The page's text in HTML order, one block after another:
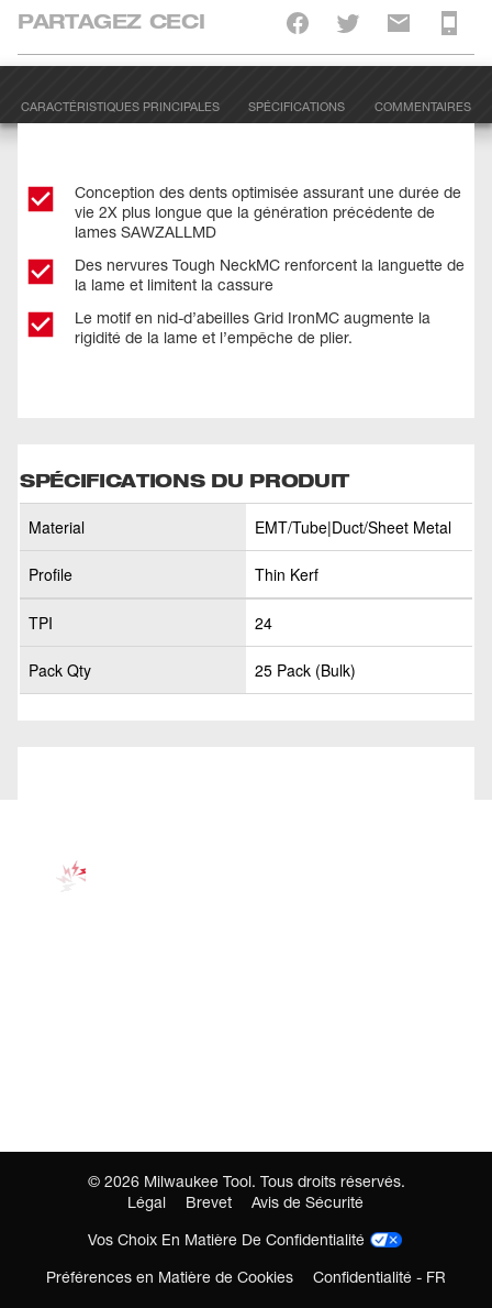
PARTAGEZ CECI
CARACTÉRISTIQUES PRINCIPALES SPÉCIFICATIONS COMMENTAIRES
Conception des dents optimisée assurant une durée de
vie 2X plus longue que la génération précédente de
lames SAWZALLMD
Des nervures Tough NeckMC renforcent la languette de
la lame et limitent la cassure
Le motif en nid-d’abeilles Grid IronMC augmente la
rigidité de la lame et l’empêche de plier.
SPÉCIFICATIONS DU PRODUIT
Material EMT/Tube|Duct/Sheet Metal
Profile Thin Kerf
TPI 24
Pack Qty 25 Pack (Bulk)
© 2026 Milwaukee Tool. Tous droits réservés.
Légal
Brevet
Avis de Sécurité
Vos Choix En Matière De Confidentialité
Préférences en Matière de Cookies
Confidentialité - FR